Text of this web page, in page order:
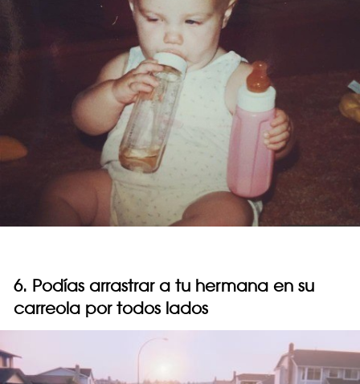
6. Podías arrastrar a tu hermana en su
carreola por todos lados